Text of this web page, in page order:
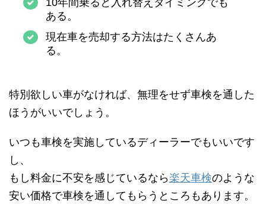
10年間乗ると入れ替えタイミングでも
ある。
現在車を売却する方法はたくさんあ
る。
特別欲しい車がなければ、無理をせず車検を通した
ほうがいいでしょう。
いつも車検を実施しているディーラーでもいいです
し、
もし料金に不安を感じているなら楽天車検のような
安い価格で車検を通してもらうところもあります。